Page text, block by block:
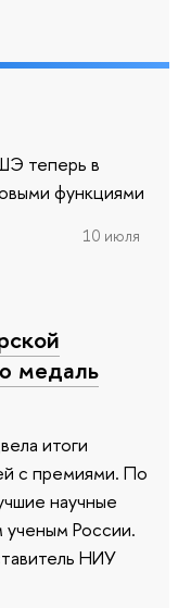
теперь в
функциями
10 июля
медаль
итоги
с премиями. По
научные
России.
НИУ